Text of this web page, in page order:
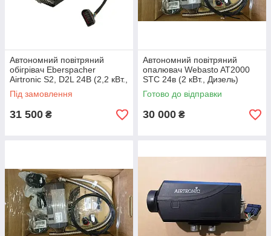
Автономний повітряний
обігрівач Eberspacher
Airtronic S2, D2L 24B (2,2 кВт.,
Дизель) 25.2726.05.0000
Під замовлення
31 500 ₴
Автономний повітряний
опалювач Webasto AT2000
STC 24в (2 кВт., Дизель)
9034358B
Готово до відправки
30 000 ₴